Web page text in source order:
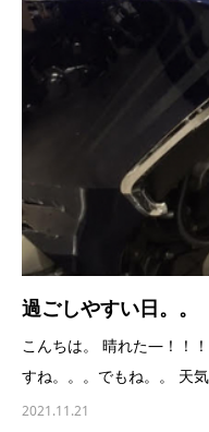
過ごしやすい日。。
こんちは。 晴れた―！！
すね。。。でもね。。 天
2021.11.21